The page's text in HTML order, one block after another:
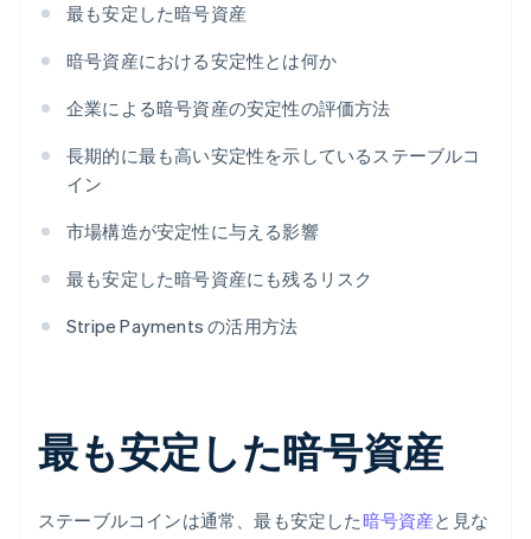
最も安定した暗号資産
暗号資産における安定性とは何か
企業による暗号資産の安定性の評価方法
長期的に最も高い安定性を示しているステーブルコ
イン
市場構造が安定性に与える影響
最も安定した暗号資産にも残るリスク
Stripe Payments の活用方法
最も安定した暗号資産
ステーブルコインは通常、最も安定した暗号資産と見な